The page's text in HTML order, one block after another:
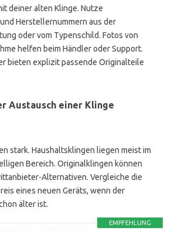
deiner alten Klinge. Nutze
Herstellernummern aus der
oder vom Typenschild. Fotos von
helfen beim Händler oder Support.
bieten explizit passende Originalteile
Austausch einer Klinge
stark. Haushaltsklingen liegen meist im
Bereich. Originalklingen können
Alternativen. Vergleiche die
eines neuen Geräts, wenn der
älter ist.
EMPFEHLUNG